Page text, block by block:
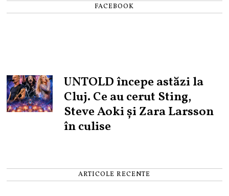
FACEBOOK
UNTOLD începe astăzi la
Cluj. Ce au cerut Sting,
Steve Aoki și Zara Larsson
în culise
ARTICOLE RECENTE